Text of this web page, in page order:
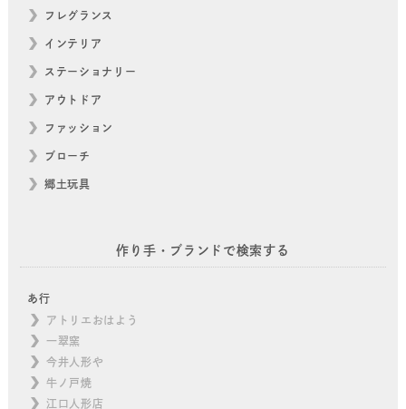
フレグランス
インテリア
ステーショナリー
アウトドア
ファッション
ブローチ
郷土玩具
作り手・ブランドで検索する
あ行
アトリエおはよう
一翠窯
今井人形や
牛ノ戸焼
江口人形店